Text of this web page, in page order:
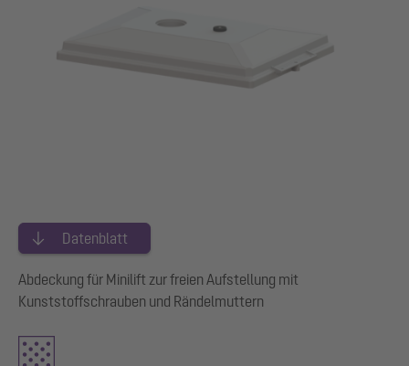
Datenblatt
Abdeckung für Minilift zur freien Aufstellung mit
Kunststoffschrauben und Rändelmuttern